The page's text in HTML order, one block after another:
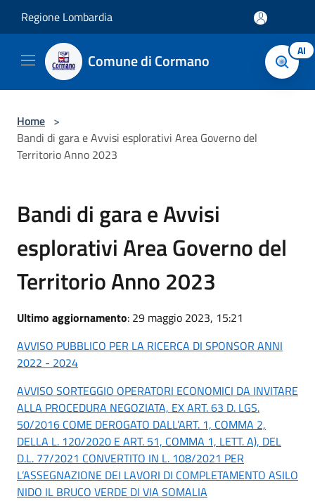
Regione Lombardia
Comune di Cormano AI
Home >
Bandi di gara e Avvisi esplorativi Area Governo del
Territorio Anno 2023
Bandi di gara e Avvisi
esplorativi Area Governo del
Territorio Anno 2023
Ultimo aggiornamento: 29 maggio 2023, 15:21
AVVISO PUBBLICO PER LA RICERCA DI SPONSOR ANNI
2022 - 2024
AVVISO SORTEGGIO OPERATORI ECONOMICI DA INVITARE
ALLA PROCEDURA NEGOZIATA, EX ART. 63 D. LGS.
50/2016 COME DEROGATO DALL’ART. 1, COMMA 2,
DELLA L. 120/2020 E ART. 51, COMMA 1, LETT. A), DEL
D.L. 77/2021 CONVERTITO IN L. 108/2021 PER
L’ASSEGNAZIONE DEI LAVORI DI COMPLETAMENTO ASILO
NIDO IL BRUCO VERDE DI VIA SOMALIA